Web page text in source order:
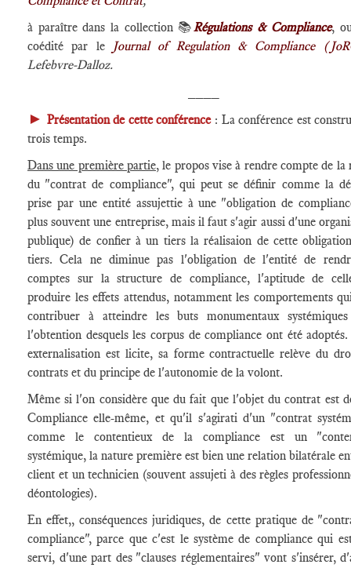
à paraître dans la collection 📚Régulations & Compliance,
coédité par le
Journal of Regulation & Compliance
Lefebvre-Dalloz.
► Présentation de cette conférence : La conférence est
trois temps.
Dans une première partie, le propos vise à rendre compte de la
du "contrat de compliance", qui peut se définir comme la
prise par une entité assujettie à une "obligation de
plus souvent une entreprise, mais il faut s'agir aussi d'une
publique) de confier à un tiers la réalisaion de cette
tiers. Cela ne diminue pas l'obligation de l'entité de
comptes sur la structure de compliance, l'aptitude de
produire les effets attendus, notamment les comportements
contribuer à atteindre les buts monumentaux
l'obtention desquels les corpus de compliance ont été
externalisation est licite, sa forme contractuelle relève du
contrats et du principe de l'autonomie de la volont.
Même si l'on considère que du fait que l'objet du contrat est
Compliance elle-même, et qu'il s'agirati d'un "contrat
comme le contentieux de la compliance est un
systémique, la nature première est bien une relation bilatérale
client et un technicien (souvent assujeti à des règles
déontologies).
En effet,, conséquences juridiques, de cette pratique de
compliance", parce que c'est le système de compliance qui
servi, d'une part des "clauses réglementaires" vont s'insérer,